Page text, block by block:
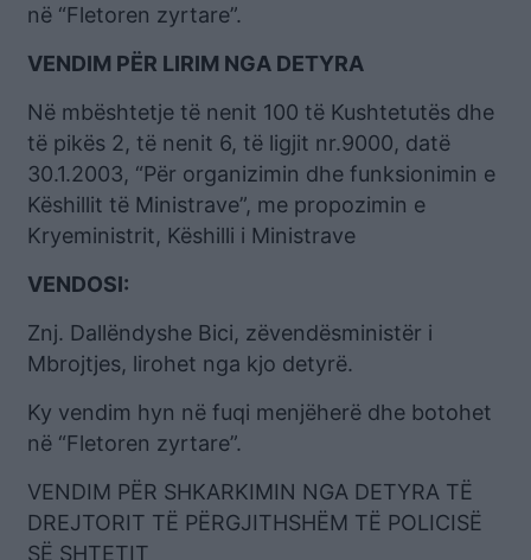
në “Fletoren zyrtare”.
VENDIM PËR LIRIM NGA DETYRA
Në mbështetje të nenit 100 të Kushtetutës dhe
të pikës 2, të nenit 6, të ligjit nr.9000, datë
30.1.2003, “Për organizimin dhe funksionimin e
Këshillit të Ministrave”, me propozimin e
Kryeministrit, Këshilli i Ministrave
VENDOSI:
Znj. Dallëndyshe Bici, zëvendësministër i
Mbrojtjes, lirohet nga kjo detyrë.
Ky vendim hyn në fuqi menjëherë dhe botohet
në “Fletoren zyrtare”.
VENDIM PËR SHKARKIMIN NGA DETYRA TË
DREJTORIT TË PËRGJITHSHËM TË POLICISË
SË SHTETIT